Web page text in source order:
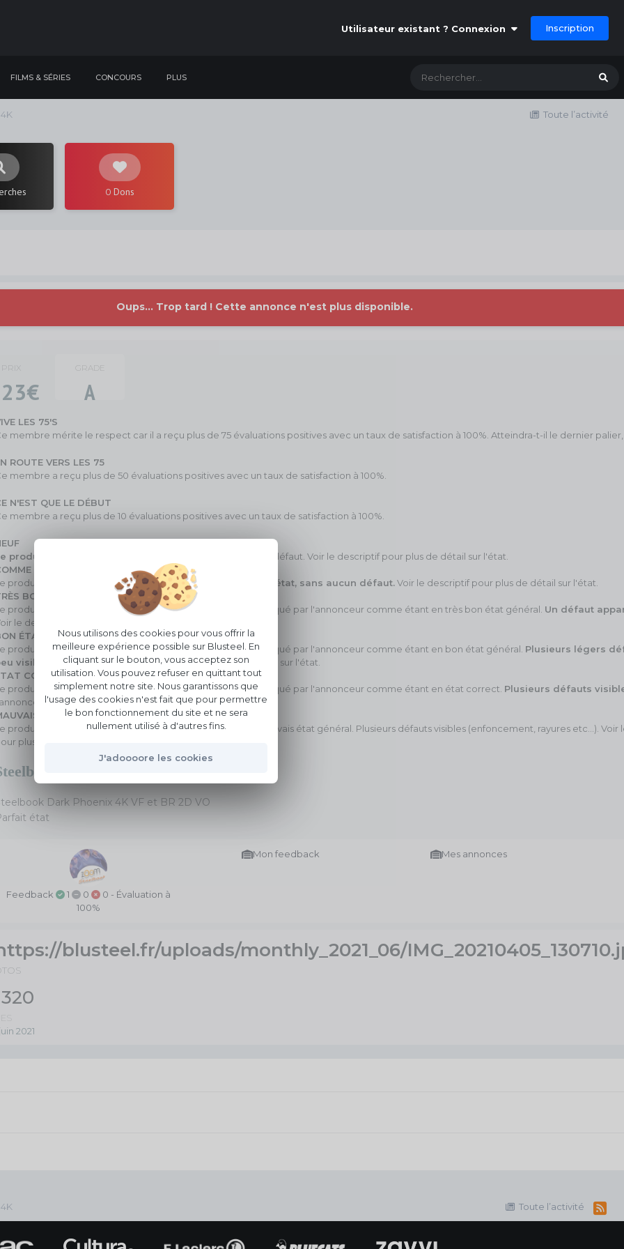
Utilisateur existant ? Connexion Inscription
FILMS & SÉRIES CONCOURS PLUS
Toute l’activité
0 Dons
Oups... Trop tard ! Cette annonce n'est plus disponible.
PRIX
23€
GRADE
A
LES 75'S
membre mérite le respect car il a reçu plus de 75 évaluations positives avec un taux de satisfaction à 100%. Atteindra-t-il le dernier palier,
ROUTE VERS LES 75
membre a reçu plus de 50 évaluations positives avec un taux de satisfaction à 100%.
N'EST QUE LE DÉBUT
membre a reçu plus de 10 évaluations positives avec un taux de satisfaction à 100%.
produit est neuf sous blister.
En parfait état, sans aucun défaut. Voir le descriptif pour plus de détail sur l'état.
NEUF
produit n'est plus sous blister. Il est complet et en parfait état, sans aucun défaut.Voir le descriptif pour plus de détail sur l'état.
BON ÉTAT
produit n'est plus dans son emballage d'origine. Il a été indiqué par l'annonceur comme étant en très bon état général. Un défaut
le descriptif de l'annonce pour plus de détail sur l'état.
ÉTAT
produit n'est plus dans son emballage d'origine. Il a été indiqué par l'annonceur comme étant en bon état général. Plusieurs légers
visibles.
Voir le descriptif de l'annonce pour plus de détail sur l'état.
CORRECT
produit n'est plus dans son emballage d'origine. Il a été indiqué par l'annonceur comme étant en état correct. Plusieurs défauts
pour plus de détail sur l'état.
ÉTAT
produit a été indiqué par l'annonceur comme étant en mauvais état général. Plusieurs défauts visibles (enfoncement, rayures etc...).
plus de détail sur l'état.
Dark Phoenix 4K
Dark Phoenix 4K VF et BR 2D VO
état
Feedback 1 0 0 - Évaluation à
100%
Mon feedback Mes annonces
blusteel.fr/uploads/monthly_2021_06/
320
2021
Toute l’activité
Nous utilisons des cookies pour vous offrir la
meilleure expérience possible sur Blusteel. En
cliquant sur le bouton, vous acceptez son
utilisation. Vous pouvez refuser en quittant tout
simplement notre site. Nous garantissons que
l'usage des cookies n'est fait que pour permettre
le bon fonctionnement du site et ne sera
nullement utilisé à d'autres fins.
J'adoooore les cookies